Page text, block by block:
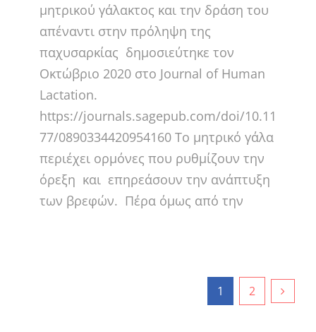
μητρικού γάλακτος και την δράση του
απέναντι στην πρόληψη της
παχυσαρκίας δημοσιεύτηκε τον
Οκτώβριο 2020 στο Journal of Human
Lactation.
https://journals.sagepub.com/doi/10.11
77/0890334420954160 Το μητρικό γάλα
περιέχει ορμόνες που ρυθμίζουν την
όρεξη και επηρεάσουν την ανάπτυξη
των βρεφών. Πέρα όμως από την
1 2